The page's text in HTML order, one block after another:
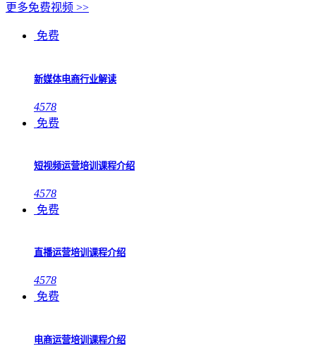
更多免费视频 >>
免费
新媒体电商行业解读
4578
免费
短视频运营培训课程介绍
4578
免费
直播运营培训课程介绍
4578
免费
电商运营培训课程介绍